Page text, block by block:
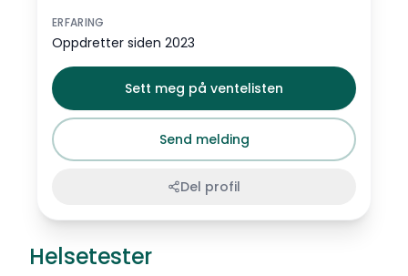
ERFARING
Oppdretter siden 2023
Sett meg på ventelisten
Send melding
Del profil
Helsetester